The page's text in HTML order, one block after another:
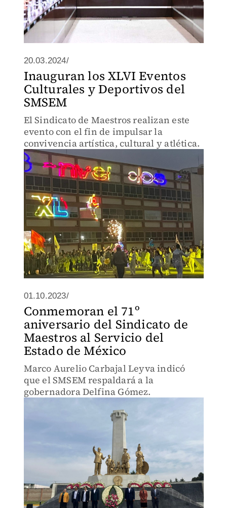
20.03.2024/
Inauguran los XLVI Eventos
Culturales y Deportivos del
SMSEM
El Sindicato de Maestros realizan este
evento con el fin de impulsar la
convivencia artística, cultural y atlética.
01.10.2023/
Conmemoran el 71º
aniversario del Sindicato de
Maestros al Servicio del
Estado de México
Marco Aurelio Carbajal Leyva indicó
que el SMSEM respaldará a la
gobernadora Delfina Gómez.